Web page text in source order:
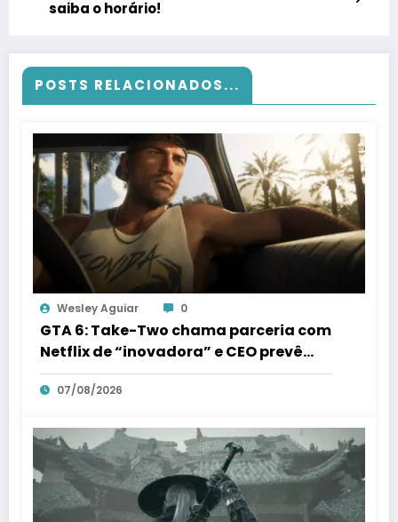
saiba o horário!
POSTS RELACIONADOS...
Wesley Aguiar 0
GTA 6: Take-Two chama parceria com
Netflix de “inovadora” e CEO prevê
streaming “comercial” em 3 anos
07/08/2026